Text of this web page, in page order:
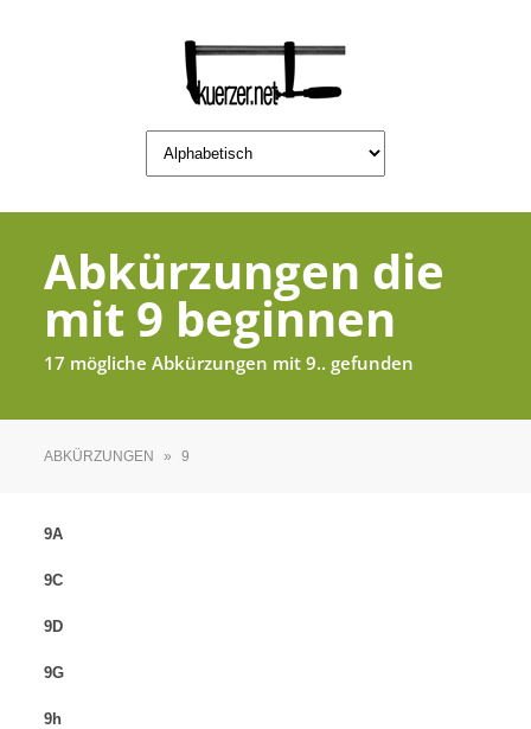
Abkürzungen die
mit 9 beginnen
17 mögliche Abkürzungen mit 9.. gefunden
ABKÜRZUNGEN » 9
9A
9C
9D
9G
9h